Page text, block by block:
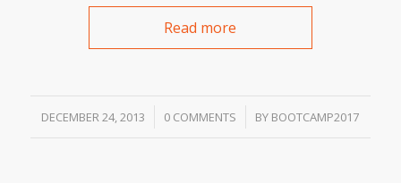
Read more
DECEMBER 24, 2013
/ 0 COMMENTS
/ BY BOOTCAMP2017